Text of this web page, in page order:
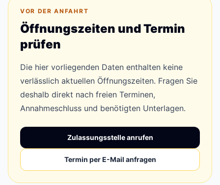
VOR DER ANFAHRT
Öffnungszeiten und Termin
prüfen
Die hier vorliegenden Daten enthalten keine
verlässlich aktuellen Öffnungszeiten. Fragen Sie
deshalb direkt nach freien Terminen,
Annahmeschluss und benötigten Unterlagen.
Zulassungsstelle anrufen
Termin per E-Mail anfragen